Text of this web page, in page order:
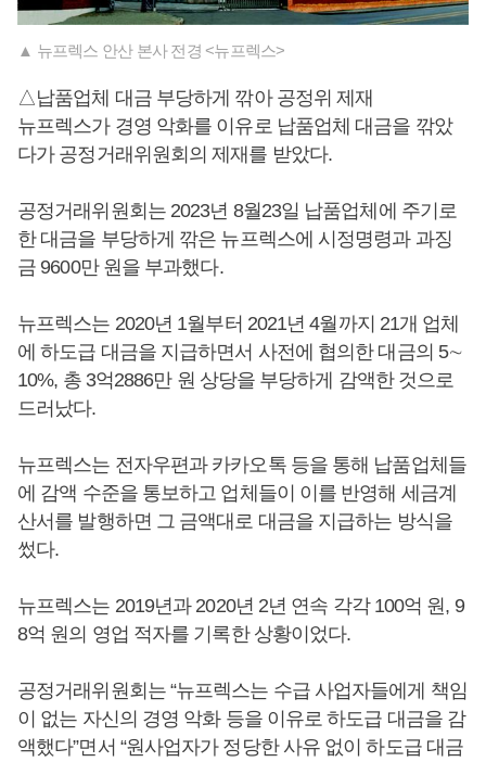
▲ 뉴프렉스 안산 본사 전경 <뉴프렉스>
△납품업체 대금 부당하게 깎아 공정위 제재
뉴프렉스가 경영 악화를 이유로 납품업체 대금을 깎았
다가 공정거래위원회의 제재를 받았다.
공정거래위원회는 2023년 8월23일 납품업체에 주기로
한 대금을 부당하게 깎은 뉴프렉스에 시정명령과 과징
금 9600만 원을 부과했다.
뉴프렉스는 2020년 1월부터 2021년 4월까지 21개 업체
에 하도급 대금을 지급하면서 사전에 협의한 대금의 5∼
10%, 총 3억2886만 원 상당을 부당하게 감액한 것으로
드러났다.
뉴프렉스는 전자우편과 카카오톡 등을 통해 납품업체들
에 감액 수준을 통보하고 업체들이 이를 반영해 세금계
산서를 발행하면 그 금액대로 대금을 지급하는 방식을
썼다.
뉴프렉스는 2019년과 2020년 2년 연속 각각 100억 원, 9
8억 원의 영업 적자를 기록한 상황이었다.
공정거래위원회는 “뉴프렉스는 수급 사업자들에게 책임
이 없는 자신의 경영 악화 등을 이유로 하도급 대금을 감
액했다”면서 “원사업자가 정당한 사유 없이 하도급 대금